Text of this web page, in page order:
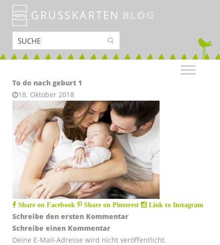
GRUSSKARTEN BLOG
To do nach geburt 1
18. Oktober 2018
Share on Facebook Share on Pinterest Link to Instagram
Schreibe den ersten Kommentar
Schreibe einen Kommentar
Deine E-Mail-Adresse wird nicht veröffentlicht.